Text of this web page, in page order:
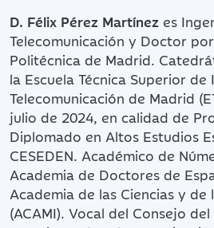
D. Félix Pérez Martínez es
Telecomunicación y Doctor
Politécnica de Madrid.
la Escuela Técnica Superior de
Telecomunicación de Madrid
julio de 2024, en calidad de
Diplomado en Altos Estudios
CESEDEN. Académico de
Academia de Doctores de
Academia de las Ciencias y de
(ACAMI). Vocal del Consejo